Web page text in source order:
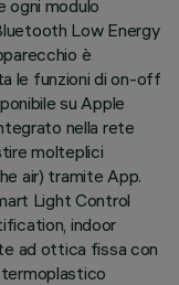
ogni modulo
Low Energy
è
le funzioni di on-off
su Apple
nella rete
molteplici
air) tramite App.
Light Control
indoor
ad ottica fissa con